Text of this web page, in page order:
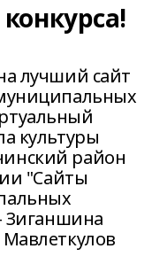
лучший сайт
культуры
район
"Сайты
Зиганшина